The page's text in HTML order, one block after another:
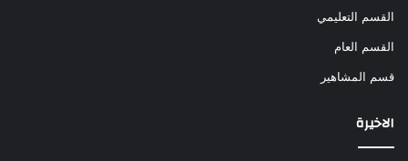
القسم التعليمي
القسم العام
قسم المشاهير
الاخيرة